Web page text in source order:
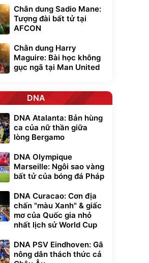
giúp thoải mái
trong di chuyển
295.000đ
Đã bán nhiều
Chân dung Sadio Mane:
Tượng đài bất tử tại
AFCON
Chân dung Harry
Maguire: Bài học không
gục ngã tại Man United
DNA
DNA Atalanta: Bản hùng
ca của nữ thần giữa
lòng Bergamo
DNA Olympique
Marseille: Ngôi sao vàng
bất tử của bóng đá Pháp
DNA Curacao: Cơn địa
chấn "màu Xanh" & giấc
mơ của Quốc gia nhỏ
nhất lịch sử World Cup
DNA PSV Eindhoven: Gã
nông dân thách thức cả